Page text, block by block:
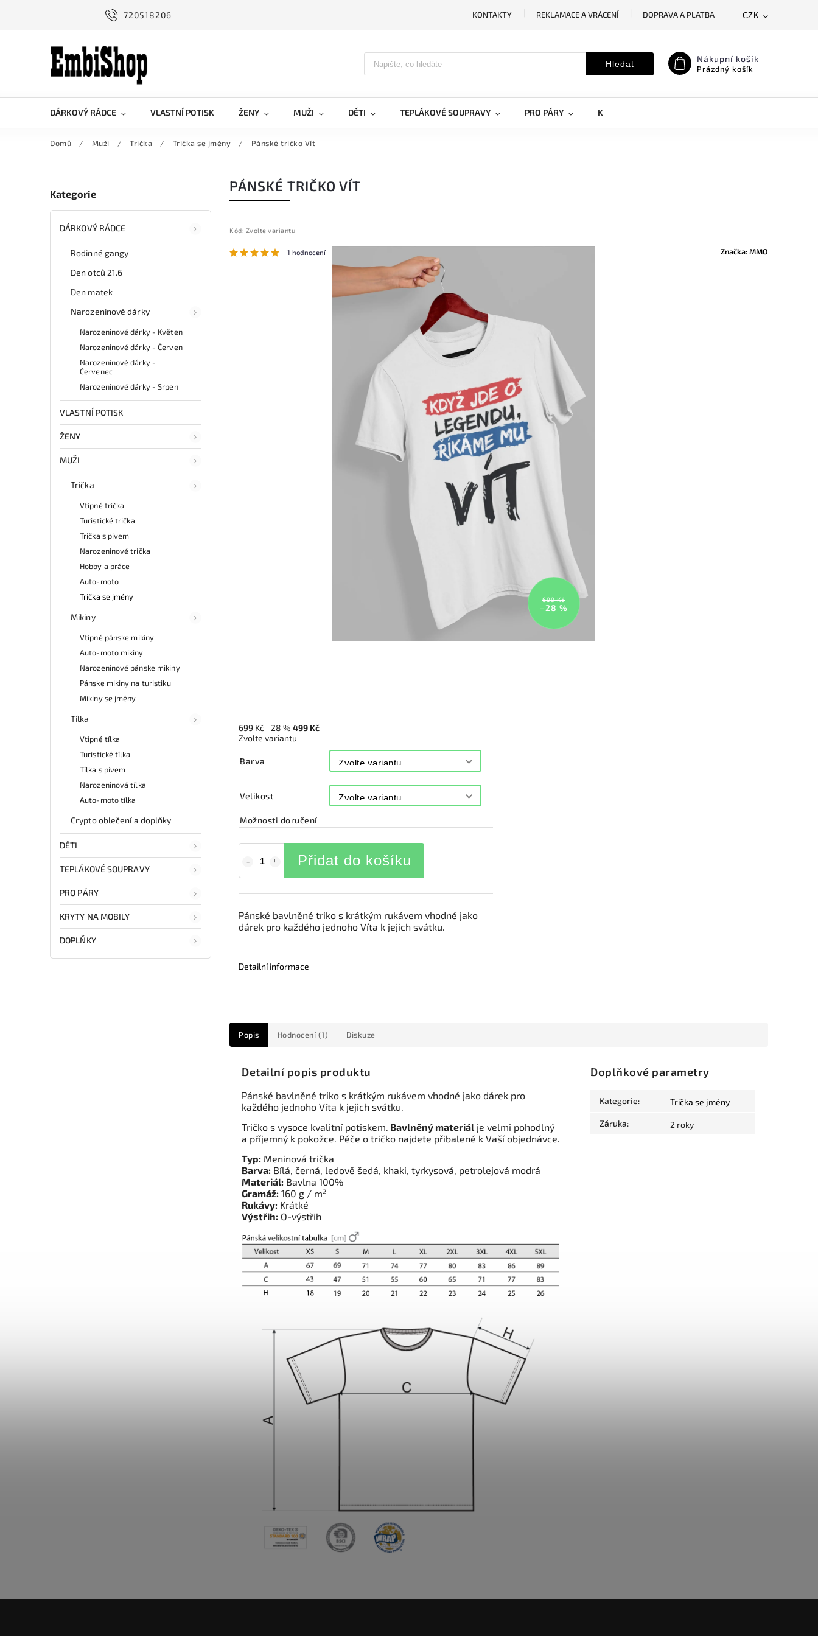
720518206 KONTAKTY REKLAMACE A VRÁCENÍ
DOPRAVA A PLATBA
CZK
Hledat Nákupní košík
Prázdný košík
DÁRKOVÝ RÁDCE VLASTNÍ POTISK ŽENY MUŽI DĚTI TEPLÁKOVÉ SOUPRAVY PRO PÁRY KRYTY NA MOBILY
Domů / Muži / Trička / Trička se jmény / Pánské tričko Vít
Kategorie
DÁRKOVÝ RÁDCE
Rodinné gangy
Den otců 21.6
Den matek
Narozeninové dárky
Narozeninové dárky - Květen
Narozeninové dárky - Červen
Narozeninové dárky -
Červenec
Narozeninové dárky - Srpen
VLASTNÍ POTISK
ŽENY
MUŽI
Trička
Vtipné trička
Turistické trička
Trička s pivem
Narozeninové trička
Hobby a práce
Auto-moto
Trička se jmény
Mikiny
Vtipné pánske mikiny
Auto-moto mikiny
Narozeninové pánske mikiny
Pánske mikiny na turistiku
Mikiny se jmény
Tílka
Vtipné tílka
Turistické tílka
Tílka s pivem
Narozeninová tílka
Auto-moto tílka
Crypto oblečení a doplňky
DĚTI
TEPLÁKOVÉ SOUPRAVY
PRO PÁRY
KRYTY NA MOBILY
DOPLŇKY
PÁNSKÉ TRIČKO VÍT
Kód: Zvolte variantu
1 hodnocení Značka:MMO
699 Kč
–28 %
699 Kč –28 % 499 Kč
Zvolte variantu
Barva
Velikost
Možnosti doručení
Přidat do košíku
Pánské bavlněné triko s krátkým rukávem vhodné jako
dárek pro každého jednoho Víta k jejich svátku.
Detailní informace
Popis Hodnocení (1) Diskuze
Detailní popis produktu
Pánské bavlněné triko s krátkým rukávem vhodné jako dárek pro
každého jednoho Víta k jejich svátku.
Tričko s vysoce kvalitní potiskem. Bavlněný materiál je velmi pohodlný
a příjemný k pokožce. Péče o tričko najdete přibalené k Vaší objednávce.
Typ: Meninová trička
Barva: Bílá, černá, ledově šedá, khaki, tyrkysová, petrolejová modrá
Materiál: Bavlna 100%
Gramáž: 160 g / m²
Rukávy: Krátké
Výstřih: O-výstřih
Doplňkové parametry
Kategorie: Trička se jmény
Záruka: 2 roky